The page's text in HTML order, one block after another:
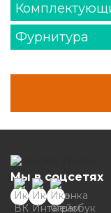
Фурнитура
Мы в соцсетях